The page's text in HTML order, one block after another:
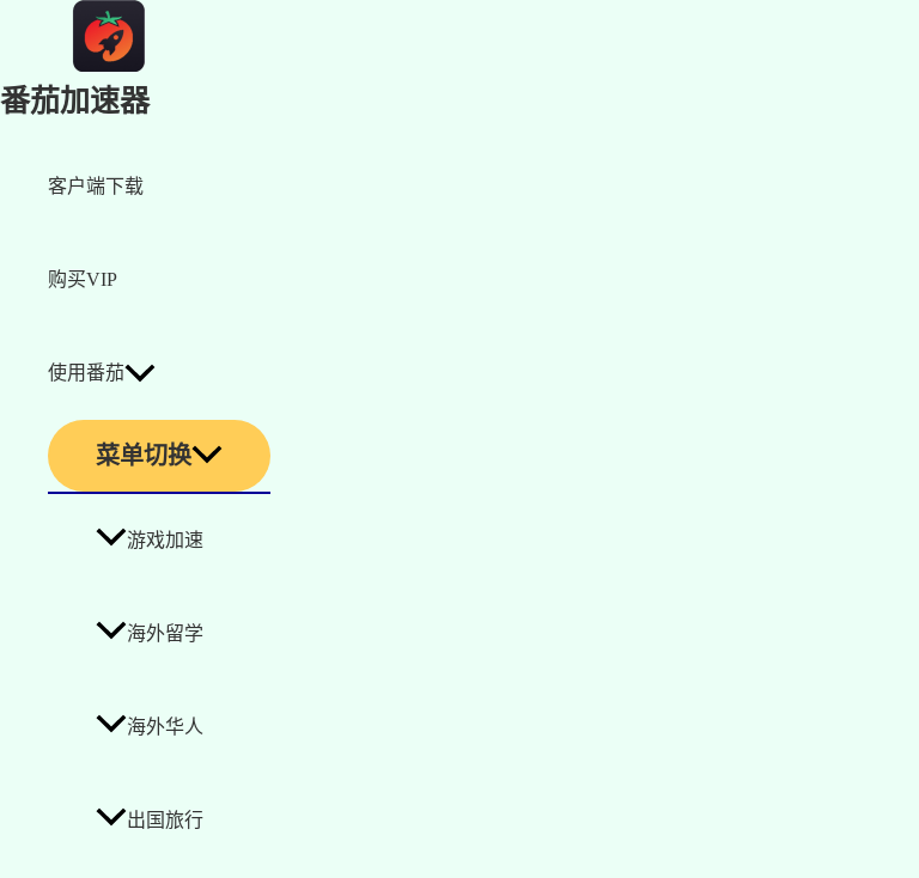
番茄加速器
客户端下载
购买VIP
使用番茄
菜单切换
游戏加速
海外留学
海外华人
出国旅行